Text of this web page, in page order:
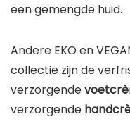
een
Andere EKO en
collectie zijn de
verzorgende
verzorgende